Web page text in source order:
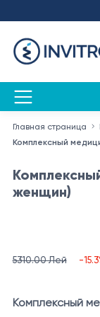
Главная страница
Комплексный
женщин)
5310.00 Лей -
Комплексный